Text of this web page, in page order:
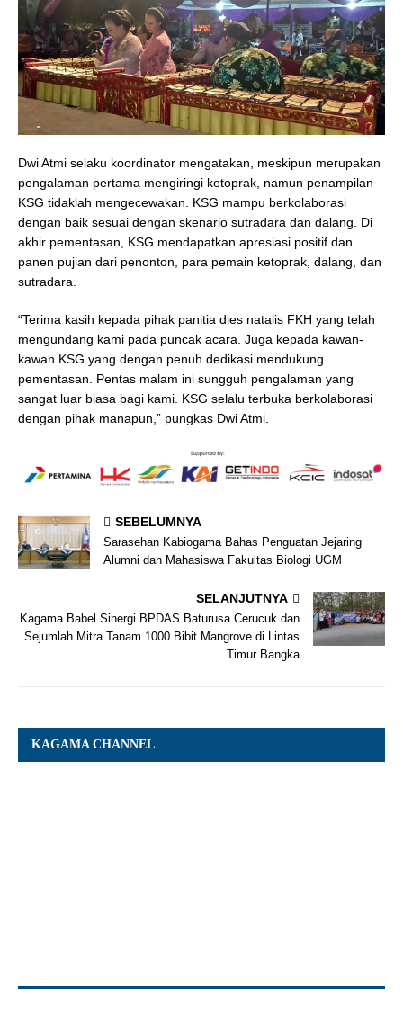
Dwi Atmi selaku koordinator mengatakan, meskipun merupakan
pengalaman pertama mengiringi ketoprak, namun penampilan
KSG tidaklah mengecewakan. KSG mampu berkolaborasi
dengan baik sesuai dengan skenario sutradara dan dalang. Di
akhir pementasan, KSG mendapatkan apresiasi positif dan
panen pujian dari penonton, para pemain ketoprak, dalang, dan
sutradara.
“Terima kasih kepada pihak panitia dies natalis FKH yang telah
mengundang kami pada puncak acara. Juga kepada kawan-
kawan KSG yang dengan penuh dedikasi mendukung
pementasan. Pentas malam ini sungguh pengalaman yang
sangat luar biasa bagi kami. KSG selalu terbuka berkolaborasi
dengan pihak manapun,” pungkas Dwi Atmi.
SEBELUMNYA
Sarasehan Kabiogama Bahas Penguatan Jejaring
Alumni dan Mahasiswa Fakultas Biologi UGM
SELANJUTNYA
Kagama Babel Sinergi BPDAS Baturusa Cerucuk dan
Sejumlah Mitra Tanam 1000 Bibit Mangrove di Lintas
Timur Bangka
KAGAMA CHANNEL